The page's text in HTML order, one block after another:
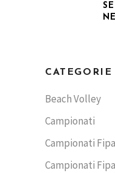
CATEGORIE
Beach Volley
Campionati
Campionati
Campionati